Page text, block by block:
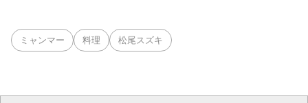
ミャンマー 料理 松尾スズキ